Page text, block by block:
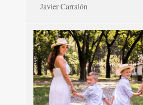
Javier Carralón